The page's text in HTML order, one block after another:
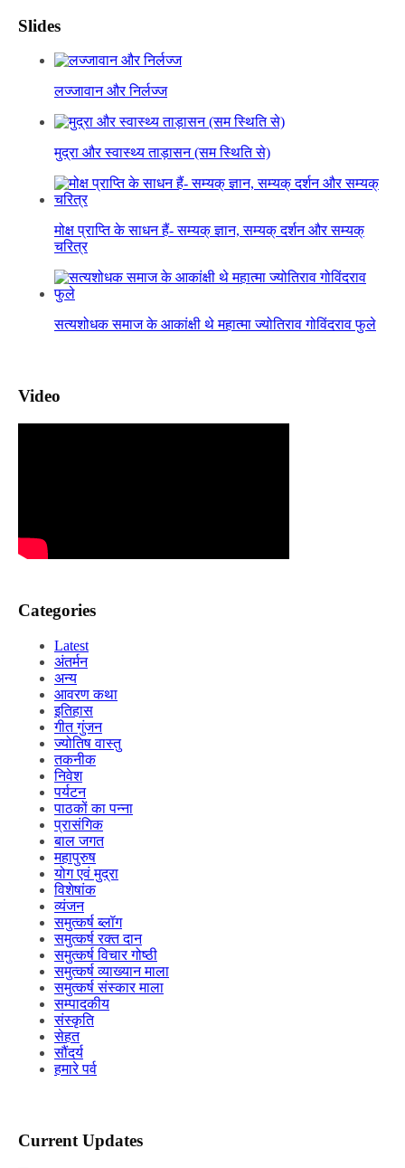
Slides
लज्जावान और निर्लज्ज
मुद्रा और स्वास्थ्य ताड़ासन (सम स्थिति से)
मोक्ष प्राप्ति के साधन हैं- सम्यक् ज्ञान, सम्यक् दर्शन और सम्यक्
चरित्र
सत्यशोधक समाज के आकांक्षी थे महात्मा ज्योतिराव गोविंदराव फुले
Video
Categories
Latest
अंतर्मन
अन्य
आवरण कथा
इतिहास
गीत गुंजन
ज्योतिष वास्तु
तकनीक
निवेश
पर्यटन
पाठकों का पन्ना
प्रासंगिक
बाल जगत
महापुरुष
योग एवं मुद्रा
विशेषांक
व्यंजन
समुत्कर्ष ब्लॉग
समुत्कर्ष रक्त दान
समुत्कर्ष विचार गोष्ठी
समुत्कर्ष व्याख्यान माला
समुत्कर्ष संस्कार माला
सम्पादकीय
संस्कृति
सेहत
सौंदर्य
हमारे पर्व
Current Updates